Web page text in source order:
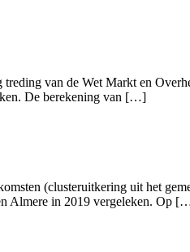
treding van de Wet Markt en
De berekening van […]
(clusteruitkering uit het
Almere in 2019 vergeleken. Op